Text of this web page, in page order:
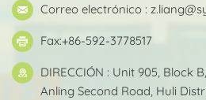
Correo electrónico :
Fax:+86-592-3778517
DIRECCIÓN : Unit 905, Block
Anling Second Road, Huli